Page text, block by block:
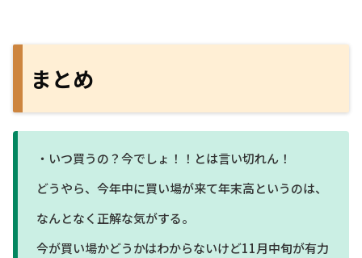
まとめ
・いつ買うの？今でしょ！！とは言い切れん！
どうやら、今年中に買い場が来て年末高というのは、
なんとなく正解な気がする。
今が買い場かどうかはわからないけど11月中旬が有力